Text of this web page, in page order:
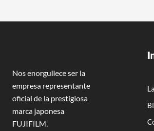
Nos enorgullece ser la
empresa representante
oficial de la prestigiosa
marca japonesa
FUJIFILM.